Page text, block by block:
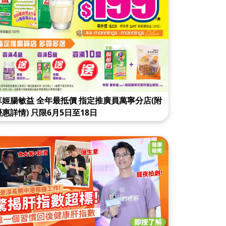
姬腸敏益 全年最抵價 指定推廣員萬寧分店(附
惠詳情) 只限6月5日至18日